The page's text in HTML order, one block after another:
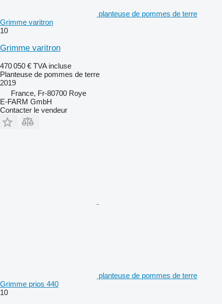
planteuse de pommes de terre
Grimme varitron
10
Grimme varitron
470 050 € TVA incluse
Planteuse de pommes de terre
2019
France, Fr-80700 Roye
E-FARM GmbH
Contacter le vendeur
planteuse de pommes de terre
Grimme prios 440
10